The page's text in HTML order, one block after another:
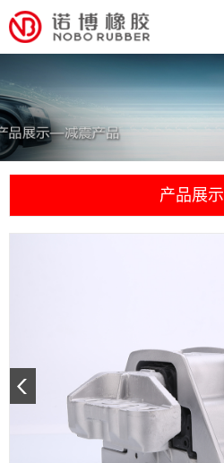
产品展示